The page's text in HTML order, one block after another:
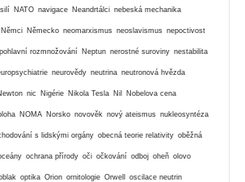
NATO navigace Neandrtálci nebeská mechanika
Němci Německo neomarxismus neoslavismus nepoctivost
rozmnožování Neptun nerostné suroviny nestabilita
neurovědy neutrina neutronová hvězda
nic Nigérie Nikola Tesla Nil Nobelova cena
NOMA Norsko novověk nový ateismus nukleosyntéza
s lidskými orgány obecná teorie relativity oběžná
ochrana přírody oči očkování odboj oheň olovo
optika Orion ornitologie Orwell oscilace neutrin